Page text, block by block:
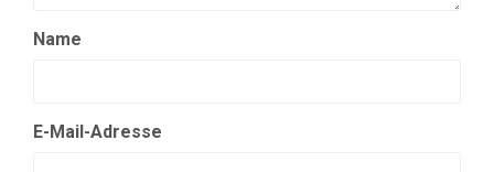
Name
E-Mail-Adresse